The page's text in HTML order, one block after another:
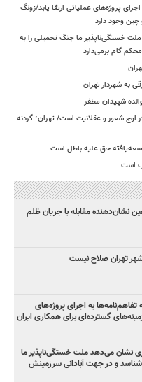
پروژه‌های عملیاتی ارتقا یابد/زونگ
چین وجود دارد
خستگی‌ناپذیر ما جنگ تحمیلی را به
گام برمی‌دارد
به شهردار تهران
شهیدان مظفر
اوج شعور و عقلانیت است/ تهران؛ گردنه
حق علیه باطل است
است
نشان‌دهنده مقابله با جریان ظلم
شهر تهران صلاح نیست
به اجرای پروژه‌های
گسترده‌ای برای همکاری ایران
نشان می‌دهد ملت خستگی‌ناپذیر ما
و در جهت آبادانی سرزمینش